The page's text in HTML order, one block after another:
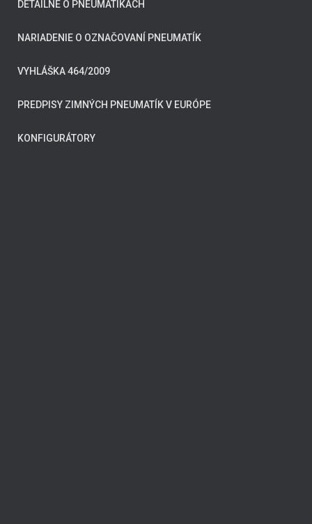
DETAILNE O PNEUMATIKÁCH
NARIADENIE O OZNAČOVANÍ PNEUMATÍK
VYHLÁŠKA 464/2009
PREDPISY ZIMNÝCH PNEUMATÍK V EURÓPE
KONFIGURÁTORY